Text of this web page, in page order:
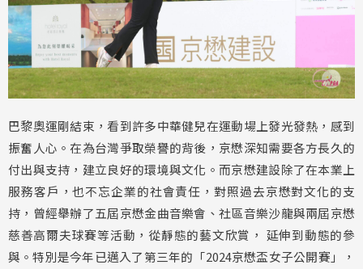
巴黎奧運剛結束，看到許多中華健兒在運動場上發光發熱，感到
振奮人心。在為台灣爭取榮譽的背後，京懋深知需要各方長久的
付出與支持，建立良好的環境與文化。而京懋建設除了在本業上
服務客戶，也不忘企業的社會責任，對照過去京懋對文化的支
持，曾經舉辦了五屆京懋金曲音樂會、社區音樂沙龍與兩屆京懋
慈善高爾夫球賽等活動，從靜態的藝文欣賞， 延伸到動態的參
與。特別是今年已邁入了第三年的「2024京懋盃女子公開賽」，